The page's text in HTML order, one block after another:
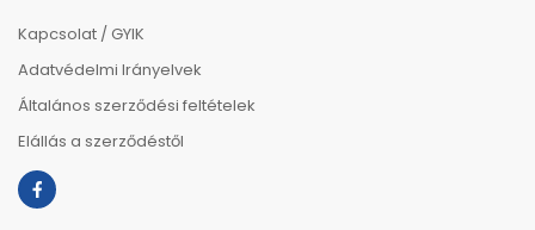
Kapcsolat / GYIK
Adatvédelmi Irányelvek
Általános szerződési feltételek
Elállás a szerződéstől